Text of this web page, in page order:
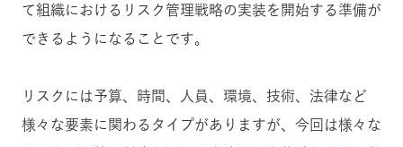
て組織におけるリスク管理戦略の実装を開始する準備が
できるようになることです。
リスクには予算、時間、人員、環境、技術、法律など
様々な要素に関わるタイプがありますが、今回は様々な